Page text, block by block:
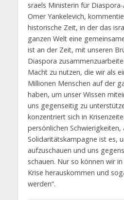
sraels Ministerin für
Omer Yankelevich,
historische Zeit, in der das
ganzen Welt eine
ist an der Zeit, mit unseren
Diaspora
Macht zu nutzen, die wir als
Millionen Menschen auf der
haben, um unser Wissen
uns gegenseitig zu
konzentriert sich in
persönlichen
Solidaritätskampagne ist es,
aufzuschauen und uns
schauen. Nur so können wir
Krise herauskommen und
werden“.